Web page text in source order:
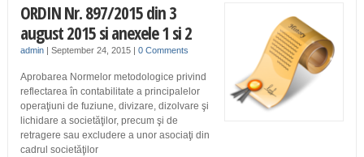
ORDIN Nr. 897/2015 din 3
august 2015 si anexele 1 si 2
admin| September 24, 2015 | 0 Comments
Aprobarea Normelor metodologice privind
reflectarea în contabilitate a principalelor
operaţiuni de fuziune, divizare, dizolvare şi
lichidare a societăţilor, precum şi de
retragere sau excludere a unor asociaţi din
cadrul societăţilor